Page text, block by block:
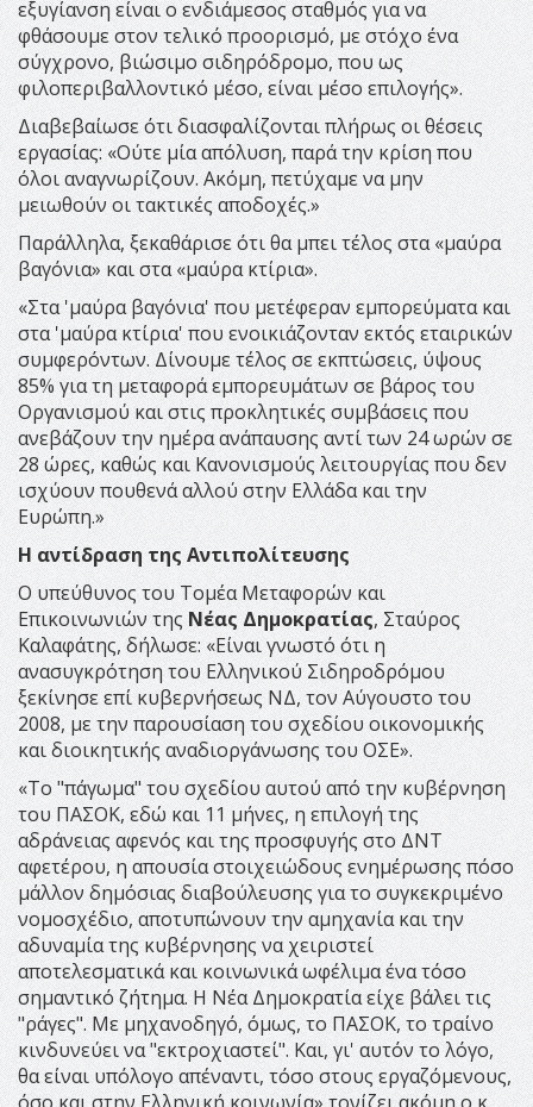
εξυγίανση είναι ο ενδιάμεσος σταθμός για να
φθάσουμε στον τελικό προορισμό, με στόχο ένα
σύγχρονο, βιώσιμο σιδηρόδρομο, που ως
φιλοπεριβαλλοντικό μέσο, είναι μέσο επιλογής».
Διαβεβαίωσε ότι διασφαλίζονται πλήρως οι θέσεις
εργασίας: «Ούτε μία απόλυση, παρά την κρίση που
όλοι αναγνωρίζουν. Ακόμη, πετύχαμε να μην
μειωθούν οι τακτικές αποδοχές.»
Παράλληλα, ξεκαθάρισε ότι θα μπει τέλος στα «μαύρα
βαγόνια» και στα «μαύρα κτίρια».
«Στα 'μαύρα βαγόνια' που μετέφεραν εμπορεύματα και
στα 'μαύρα κτίρια' που ενοικιάζονταν εκτός εταιρικών
συμφερόντων. Δίνουμε τέλος σε εκπτώσεις, ύψους
85% για τη μεταφορά εμπορευμάτων σε βάρος του
Οργανισμού και στις προκλητικές συμβάσεις που
ανεβάζουν την ημέρα ανάπαυσης αντί των 24 ωρών σε
28 ώρες, καθώς και Κανονισμούς λειτουργίας που δεν
ισχύουν πουθενά αλλού στην Ελλάδα και την
Ευρώπη.»
Η αντίδραση της Αντιπολίτευσης
Ο υπεύθυνος του Τομέα Μεταφορών και
Επικοινωνιών της Νέας Δημοκρατίας, Σταύρος
Καλαφάτης, δήλωσε: «Είναι γνωστό ότι η
ανασυγκρότηση του Ελληνικού Σιδηροδρόμου
ξεκίνησε επί κυβερνήσεως ΝΔ, τον Αύγουστο του
2008, με την παρουσίαση του σχεδίου οικονομικής
και διοικητικής αναδιοργάνωσης του ΟΣΕ».
«Το "πάγωμα" του σχεδίου αυτού από την κυβέρνηση
του ΠΑΣΟΚ, εδώ και 11 μήνες, η επιλογή της
αδράνειας αφενός και της προσφυγής στο ΔΝΤ
αφετέρου, η απουσία στοιχειώδους ενημέρωσης πόσο
μάλλον δημόσιας διαβούλευσης για το συγκεκριμένο
νομοσχέδιο, αποτυπώνουν την αμηχανία και την
αδυναμία της κυβέρνησης να χειριστεί
αποτελεσματικά και κοινωνικά ωφέλιμα ένα τόσο
σημαντικό ζήτημα. Η Νέα Δημοκρατία είχε βάλει τις
"ράγες". Με μηχανοδηγό, όμως, το ΠΑΣΟΚ, το τραίνο
κινδυνεύει να "εκτροχιαστεί". Και, γι' αυτόν το λόγο,
θα είναι υπόλογο απέναντι, τόσο στους εργαζόμενους,
όσο και στην Ελληνική κοινωνία» τονίζει ακόμη ο κ.